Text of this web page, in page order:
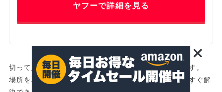
ヤフーで詳細を見る
切って貼って簡単に剥がせるホワイトボードシートです。
場所を取ったり設置が面倒なホワイトボードの悩みをすぐ解